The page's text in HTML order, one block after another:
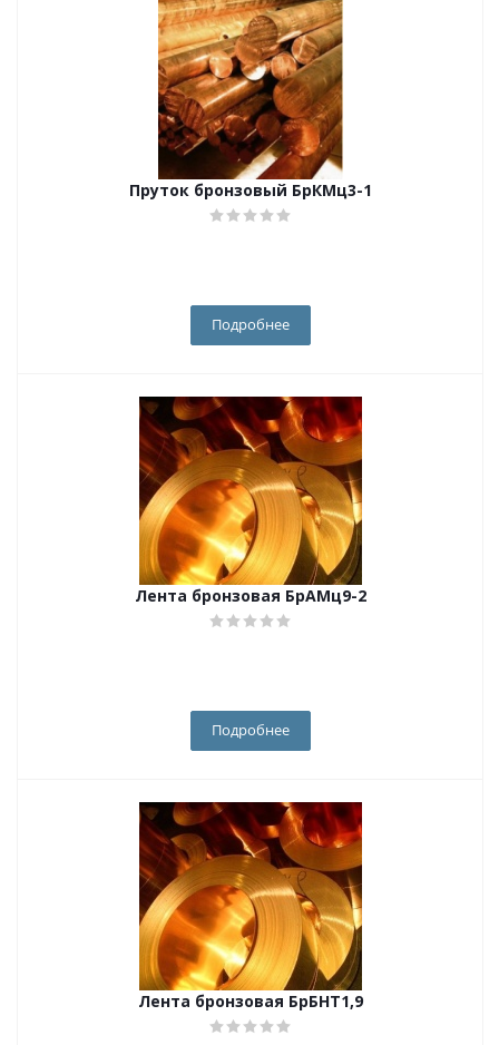
Пруток бронзовый БрКМц3-1
Подробнее
Лента бронзовая БрАМц9-2
Подробнее
Лента бронзовая БрБНТ1,9